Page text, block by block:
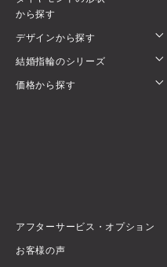
から探す
デザインから探す
結婚指輪のシリーズ
価格から探す
アフターサービス・オプション
お客様の声